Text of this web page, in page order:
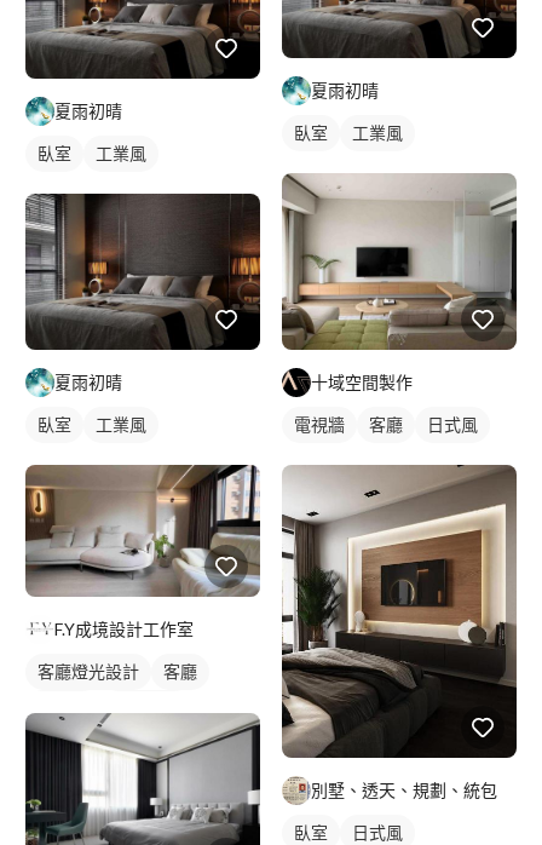
夏雨初晴
臥室 工業風
夏雨初晴
臥室 工業風
F.Y成境設計工作室
客廳燈光設計
客廳
夏雨初晴
臥室 工業風
十域空間製作
電視牆 客廳 日式風
別墅、透天、規劃、統包
臥室 日式風